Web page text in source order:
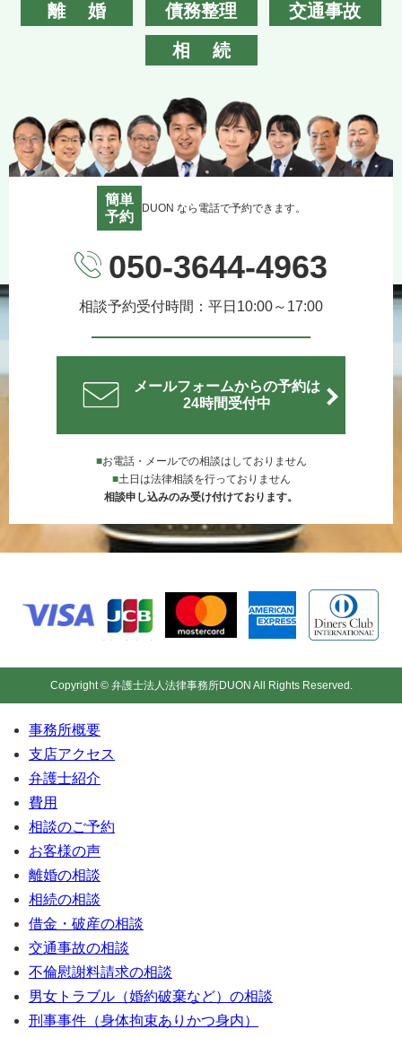
離婚
債務整理
交通事故
相続
簡単
予約
DUON なら電話で予約できます。
050-3644-4963
相談予約受付時間：平日10:00～17:00
メールフォームからの予約は
24時間受付中
■お電話・メールでの相談はしておりません
■土日は法律相談を行っておりません
相談申し込みのみ受け付けております。
Copyright © 弁護士法人法律事務所DUON All Rights Reserved.
事務所概要
支店アクセス
弁護士紹介
費用
相談のご予約
お客様の声
離婚の相談
相続の相談
借金・破産の相談
交通事故の相談
不倫慰謝料請求の相談
男女トラブル（婚約破棄など）の相談
刑事事件（身体拘束ありかつ身内）